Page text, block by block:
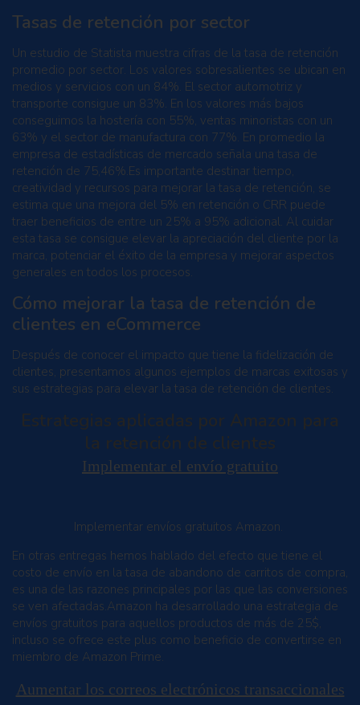
Tasas de retención por sector
Un estudio de Statista muestra cifras de la tasa de retención
promedio por sector. Los valores sobresalientes se ubican en
medios y servicios con un 84%. El sector automotriz y
transporte consigue un 83%. En los valores más bajos
conseguimos la hostería con 55%, ventas minoristas con un
63% y el sector de manufactura con 77%. En promedio la
empresa de estadísticas de mercado señala una tasa de
retención de 75,46%.Es importante destinar tiempo,
creatividad y recursos para mejorar la tasa de retención, se
estima que una mejora del 5% en retención o CRR puede
traer beneficios de entre un 25% a 95% adicional. Al cuidar
esta tasa se consigue elevar la apreciación del cliente por la
marca, potenciar el éxito de la empresa y mejorar aspectos
generales en todos los procesos.
Cómo mejorar la tasa de retención de
clientes en eCommerce
Después de conocer el impacto que tiene la fidelización de
clientes, presentamos algunos ejemplos de marcas exitosas y
sus estrategias para elevar la tasa de retención de clientes.
Estrategias aplicadas por Amazon para
la retención de clientes
Implementar el envío gratuito
Implementar envíos gratuitos Amazon.
En otras entregas hemos hablado del efecto que tiene el
costo de envío en la tasa de abandono de carritos de compra,
es una de las razones principales por las que las conversiones
se ven afectadas.Amazon ha desarrollado una estrategia de
envíos gratuitos para aquellos productos de más de 25$,
incluso se ofrece este plus como beneficio de convertirse en
miembro de Amazon Prime.
Aumentar los correos electrónicos transaccionales